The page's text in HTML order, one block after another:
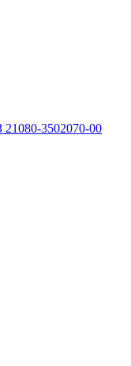
3502070-00